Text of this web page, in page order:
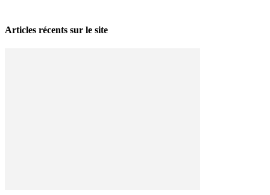
Articles récents sur le site